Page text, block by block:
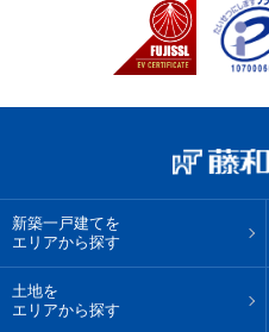
新築一戸建てを
エリアから探す
土地を
エリアから探す